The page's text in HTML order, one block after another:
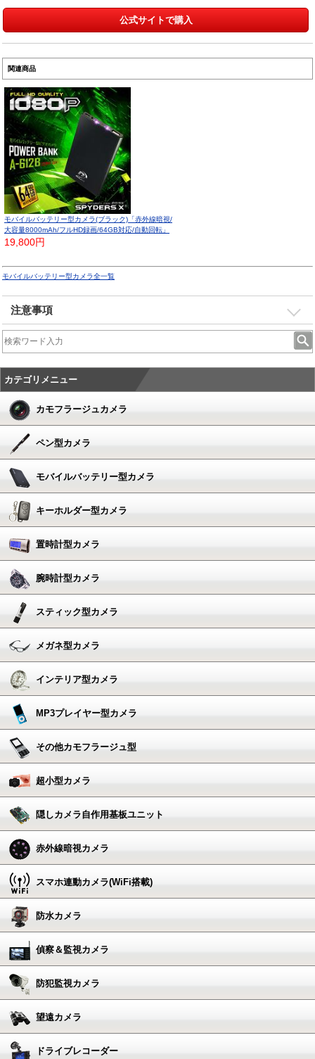
公式サイトで購入
関連商品
モバイルバッテリー型カメラ(ブラック)「赤外線暗視/
大容量8000mAh/フルHD録画/64GB対応/自動回転」
19,800円
モバイルバッテリー型カメラ全一覧
注意事項
カテゴリメニュー
カモフラージュカメラ
ペン型カメラ
モバイルバッテリー型カメラ
キーホルダー型カメラ
置時計型カメラ
腕時計型カメラ
スティック型カメラ
メガネ型カメラ
インテリア型カメラ
MP3プレイヤー型カメラ
その他カモフラージュ型
超小型カメラ
隠しカメラ自作用基板ユニット
赤外線暗視カメラ
スマホ連動カメラ(WiFi搭載)
防水カメラ
偵察＆監視カメラ
防犯監視カメラ
望遠カメラ
ドライブレコーダー